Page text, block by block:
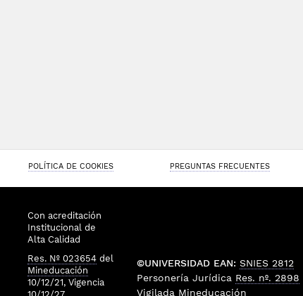
POLÍTICA DE COOKIES PREGUNTAS FRECUENTES
Con acreditación
Institucional de
Alta Calidad
Res. Nº 023654 del
Mineducación
10/12/21, Vigencia
©UNIVERSIDAD EAN: SNIES 2812
Personería Jurídica Res. nº. 2898
Vigilada Mineducación